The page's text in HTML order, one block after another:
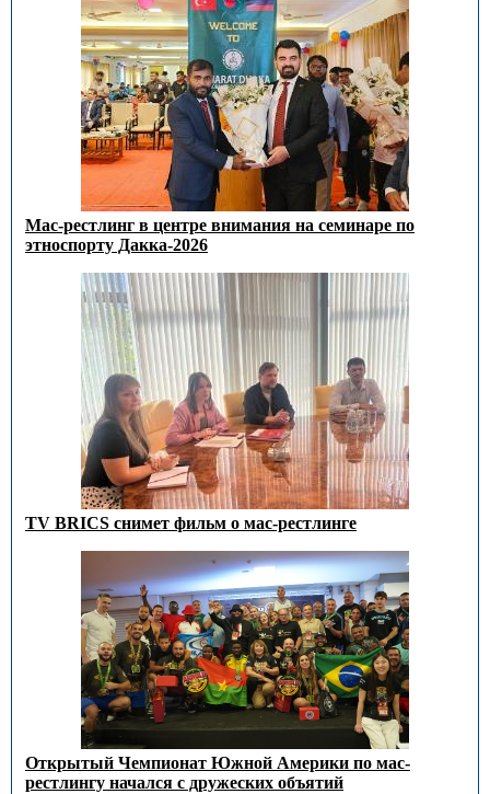
Мас-рестлинг в центре внимания на семинаре по
этноспорту Дакка-2026
TV BRICS снимет фильм о мас-рестлинге
Открытый Чемпионат Южной Америки по мас-
рестлингу начался с дружеских объятий